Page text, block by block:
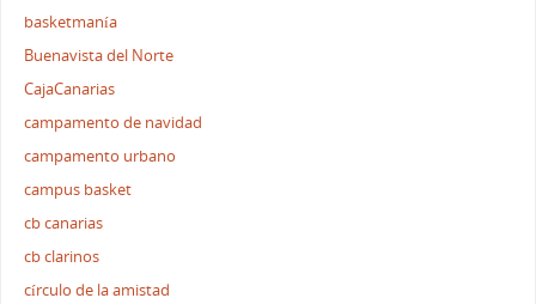
basketmanía
Buenavista del Norte
CajaCanarias
campamento de navidad
campamento urbano
campus basket
cb canarias
cb clarinos
círculo de la amistad